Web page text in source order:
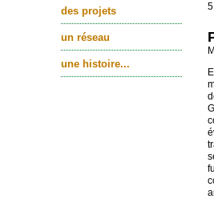
des projets
un réseau
une histoire...